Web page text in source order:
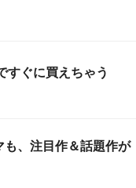
すぐに買えちゃう
、注目作＆話題作が